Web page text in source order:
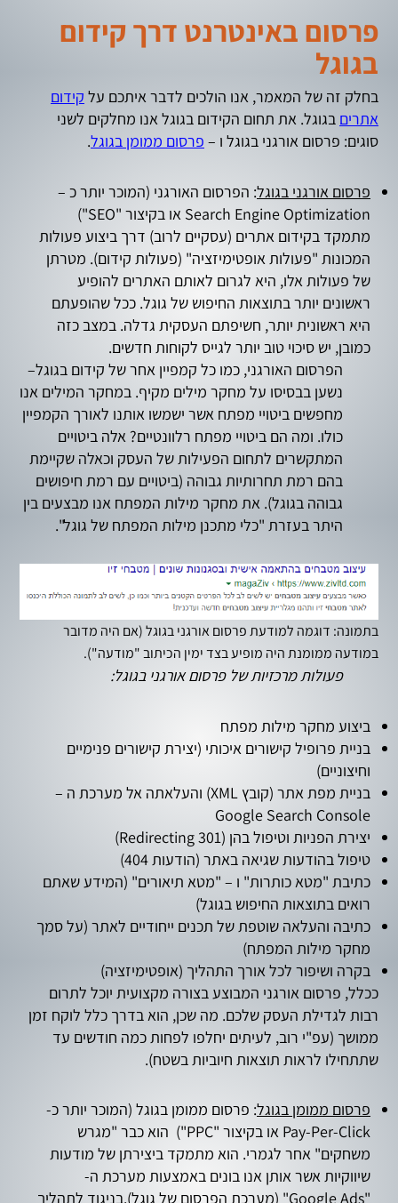
פרסום באינטרנט דרך קידום
בגוגל
בחלק זה של המאמר, אנו הולכים לדבר איתכם על קידום
אתרים בגוגל. את תחום הקידום בגוגל אנו מחלקים לשני
סוגים: פרסום אורגני בגוגל ו – פרסום ממומן בגוגל.
פרסום אורגני בגוגל: הפרסום האורגני (המוכר יותר כ –
Search Engine Optimization או בקיצור "SEO")
מתמקד בקידום אתרים (עסקיים לרוב) דרך ביצוע פעולות
המכונות "פעולות אופטימיזציה" (פעולות קידום). מטרתן
של פעולות אלו, היא לגרום לאותם האתרים להופיע
ראשונים יותר בתוצאות החיפוש של גוגל. ככל שהופעתם
היא ראשונית יותר, חשיפתם העסקית גדלה. במצב כזה
כמובן, יש סיכוי טוב יותר לגייס לקוחות חדשים.
הפרסום האורגני, כמו כל קמפיין אחר של קידום בגוגל–
נשען בבסיסו על מחקר מילים מקיף. במחקר המילים אנו
מחפשים ביטויי מפתח אשר ישמשו אותנו לאורך הקמפיין
כולו. ומה הם ביטויי מפתח רלוונטיים? אלה ביטויים
המתקשרים לתחום הפעילות של העסק וכאלה שקיימת
בהם רמת תחרותיות גבוהה (ביטויים עם רמת חיפושים
גבוהה בגוגל). את מחקר מילות המפתח אנו מבצעים בין
היתר בעזרת "כלי מתכנן מילות המפתח של גוגל".
בתמונה: דוגמה למודעת פרסום אורגני בגוגל (אם היה מדובר
במודעה ממומנת היה מופיע בצד ימין הכיתוב "מודעה").
פעולות מרכזיות של פרסום אורגני בגוגל:
ביצוע מחקר מילות מפתח
בניית פרופיל קישורים איכותי (יצירת קישורים פנימיים
וחיצוניים)
בניית מפת אתר (קובץ XML) והעלאתה אל מערכת ה –
Google Search Console
יצירת הפניות וטיפול בהן (Redirecting 301)
טיפול בהודעות שגיאה באתר (הודעות 404)
כתיבת "מטא כותרות" ו – "מטא תיאורים" (המידע שאתם
רואים בתוצאות החיפוש בגוגל)
כתיבה והעלאה שוטפת של תכנים ייחודיים לאתר (על סמך
מחקר מילות המפתח)
בקרה ושיפור לכל אורך התהליך (אופטימיזציה)
ככלל, פרסום אורגני המבוצע בצורה מקצועית יוכל לתרום
רבות לגדילת העסק שלכם. מה שכן, הוא בדרך כלל לוקח זמן
ממושך (עפ"י רוב, לעיתים יחלפו לפחות כמה חודשים עד
שתתחילו לראות תוצאות חיוביות בשטח).
פרסום ממומן בגוגל: פרסום ממומן בגוגל (המוכר יותר כ-
Pay-Per-Click או בקיצור "PPC") הוא כבר "מגרש
משחקים" אחר לגמרי. הוא מתמקד ביצירתן של מודעות
שיווקיות אשר אותן אנו בונים באמצעות מערכת ה-
"Google Ads" (מערכת הפרסום של גוגל).בניגוד לתהליך